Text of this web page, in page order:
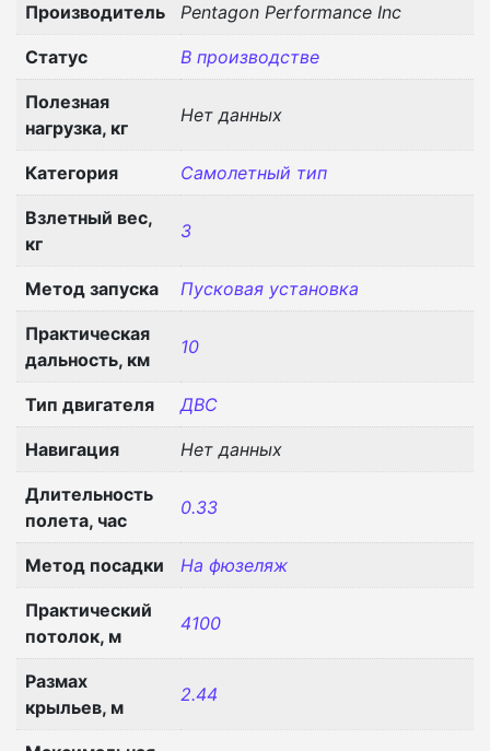
Производитель Pentagon Performance Inc
Статус В производстве
Полезная
нагрузка, кг
Нет данных
Категория Самолетный тип
Взлетный вес,
кг
3
Метод запуска Пусковая установка
Практическая
дальность, км
10
Тип двигателя ДВС
Навигация Нет данных
Длительность
полета, час
0.33
Метод посадки На фюзеляж
Практический
потолок, м
4100
Размах
крыльев, м
2.44